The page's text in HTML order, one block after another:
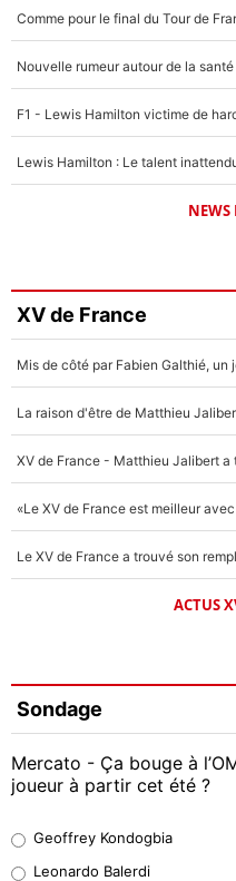
NEWS
XV de France
ACTUS
Sondage
Mercato - Ça bouge à
joueur à partir cet été ?
38%
Geoffrey Kondogbia
Leonardo Balerdi